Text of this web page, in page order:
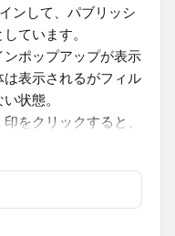
ンして、パブリッシ
ています。
ポップアップが表示
表示されるがフィル
状態。
をクリックすると、